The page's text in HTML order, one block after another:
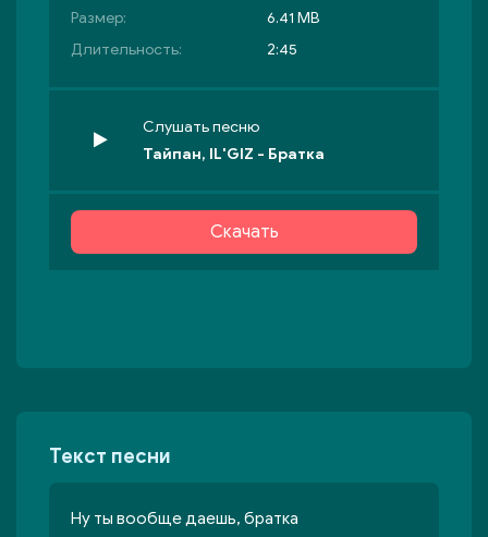
Размер:
6.41 MB
Длительность:
2:45
Слушать песню
Тайпан, IL'GIZ - Братка
Скачать
Текст песни
Ну ты вообще даешь, братка